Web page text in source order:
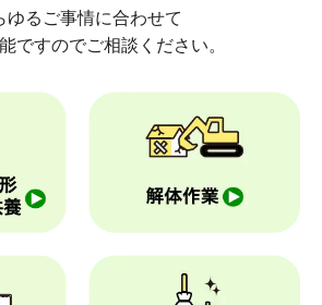
ゆるご事情に合わせて
ですのでご相談ください。